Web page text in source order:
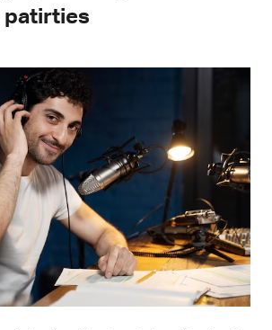
patirties